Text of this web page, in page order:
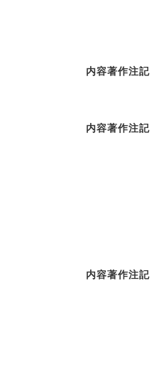
内容著作注記
内容著作注記
内容著作注記